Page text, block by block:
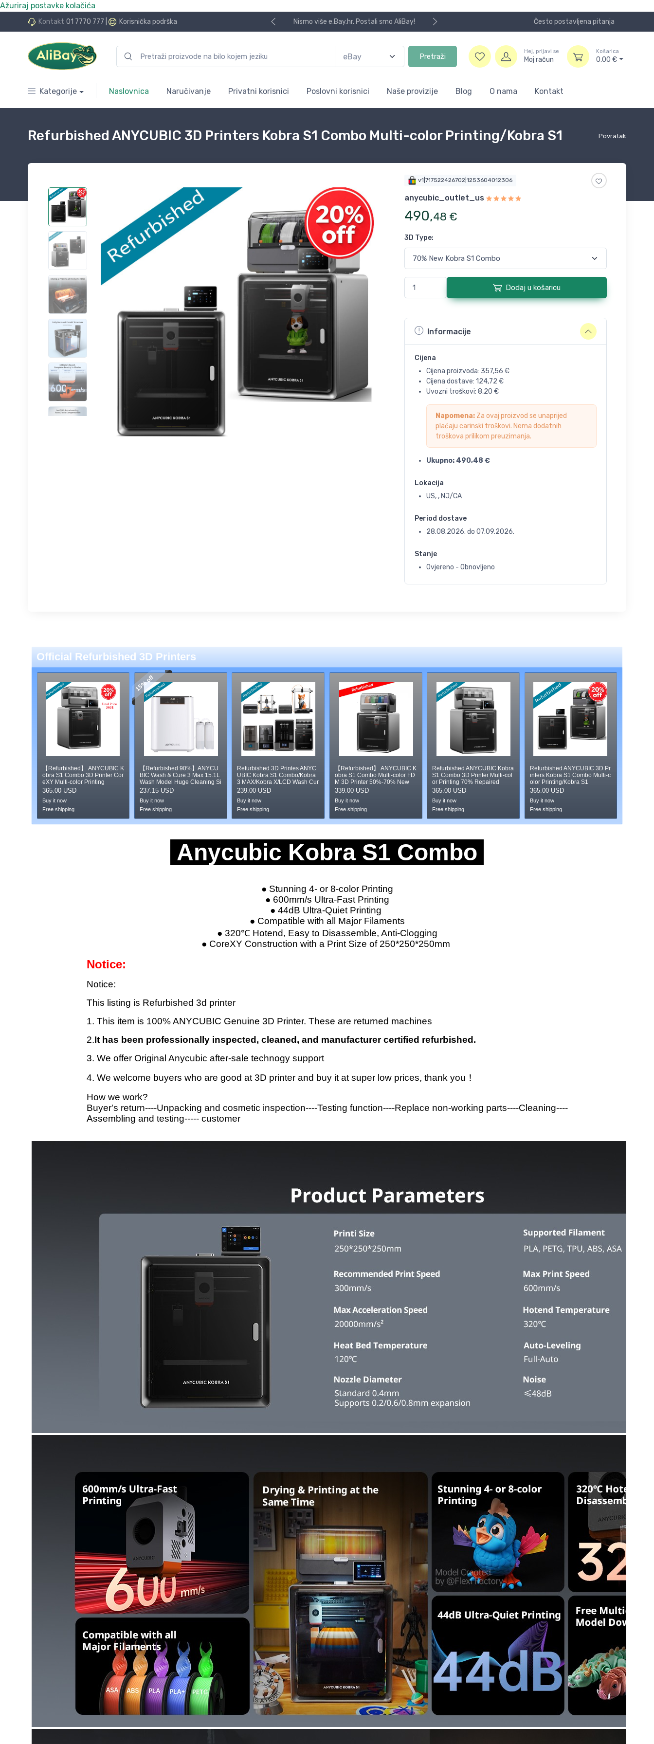
Ažuriraj postavke kolačića
Kontakt 01 7770 777 Korisnička podrška
24 rate bez kamata Nismo više e.Bay.hr. Postali smo AliBay! Često postavljena pitanja
Pretraži
Hej, prijavi se
Moj račun
Košarica
0,00 €
Kategorije Naslovnica Naručivanje Privatni korisnici Poslovni korisnici Naše provizije Blog O nama Kontakt
Povratak
Refurbished ANYCUBIC 3D Printers Kobra S1 Combo Multi-color Printing/Kobra S1
v1|717522426702|1253604012306
anycubic_outlet_us
490,48 €
3D Type:
Dodaj u košaricu
Informacije
Cijena
Cijena proizvoda: 357,56 €
Cijena dostave: 124,72 €
Uvozni troškovi: 8,20 €
Napomena:Za ovaj proizvod se unaprijed
plaćaju carinski troškovi. Nema dodatnih
troškova prilikom preuzimanja.
Ukupno: 490,48 €
Lokacija
US, , NJ/CA
Period dostave
28.08.2026. do 07.09.2026.
Stanje
Ovjereno - Obnovljeno